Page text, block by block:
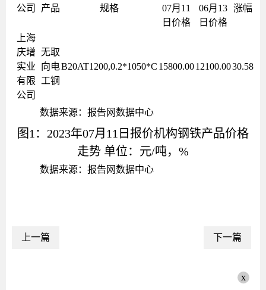
公司 产品 规格
07月11
日价格
06月13
日价格
涨幅
上海
庆增
实业
有限
公司
无取
向电
工钢
B20AT1200,0.2*1050*C 15800.0012100.0030.58
数据来源：报告网数据中心
图1：2023年07月11日报价机构钢铁产品价格
走势 单位：元/吨，%
数据来源：报告网数据中心
上一篇 下一篇
x